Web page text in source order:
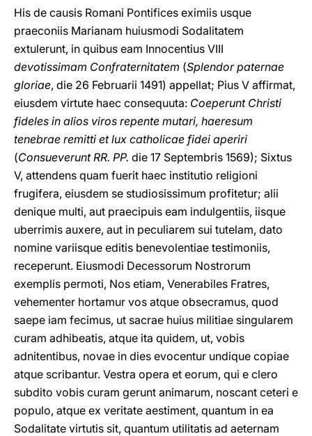
His de causis Romani Pontifices eximiis usque
praeconiis Marianam huiusmodi Sodalitatem
extulerunt, in quibus eam Innocentius VIII
devotissimam Confraternitatem (Splendor paternae
gloriae, die 26 Februarii 1491) appellat; Pius V affirmat,
eiusdem virtute haec consequuta: Coeperunt Christi
fideles in alios viros repente mutari, haeresum
tenebrae remitti et lux catholicae fidei aperiri
(Consueverunt RR. PP. die 17 Septembris 1569); Sixtus
V, attendens quam fuerit haec institutio religioni
frugifera, eiusdem se studiosissimum profitetur; alii
denique multi, aut praecipuis eam indulgentiis, iisque
uberrimis auxere, aut in peculiarem sui tutelam, dato
nomine variisque editis benevolentiae testimoniis,
receperunt. Eiusmodi Decessorum Nostrorum
exemplis permoti, Nos etiam, Venerabiles Fratres,
vehementer hortamur vos atque obsecramus, quod
saepe iam fecimus, ut sacrae huius militiae singularem
curam adhibeatis, atque ita quidem, ut, vobis
adnitentibus, novae in dies evocentur undique copiae
atque scribantur. Vestra opera et eorum, qui e clero
subdito vobis curam gerunt animarum, noscant ceteri e
populo, atque ex veritate aestiment, quantum in ea
Sodalitate virtutis sit, quantum utilitatis ad aeternam